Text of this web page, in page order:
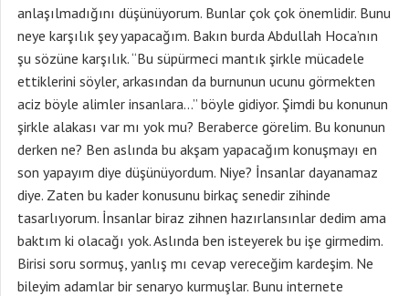
anlaşılmadığını düşünüyorum. Bunlar çok çok önemlidir. Bunu
neye karşılık şey yapacağım. Bakın burda Abdullah Hoca’nın
şu sözüne karşılık. “Bu süpürmeci mantık şirkle mücadele
ettiklerini söyler, arkasından da burnunun ucunu görmekten
aciz böyle alimler insanlara…” böyle gidiyor. Şimdi bu konunun
şirkle alakası var mı yok mu? Beraberce görelim. Bu konunun
derken ne? Ben aslında bu akşam yapacağım konuşmayı en
son yapayım diye düşünüyordum. Niye? İnsanlar dayanamaz
diye. Zaten bu kader konusunu birkaç senedir zihinde
tasarlıyorum. İnsanlar biraz zihnen hazırlansınlar dedim ama
baktım ki olacağı yok. Aslında ben isteyerek bu işe girmedim.
Birisi soru sormuş, yanlış mı cevap vereceğim kardeşim. Ne
bileyim adamlar bir senaryo kurmuşlar. Bunu internete